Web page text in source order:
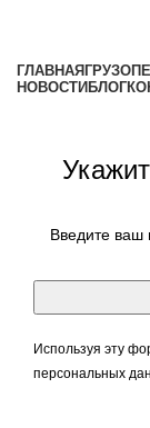
ГЛАВНАЯ
НОВОСТИ БЛОГ
Используя эту
персональных